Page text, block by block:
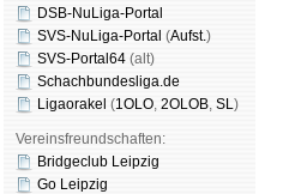
DSB-NuLiga-Portal
SVS-NuLiga-Portal (Aufst.)
SVS-Portal64 (alt)
Schachbundesliga.de
Ligaorakel (1OLO, 2OLOB, SL)
Vereinsfreundschaften:
Bridgeclub Leipzig
Go Leipzig